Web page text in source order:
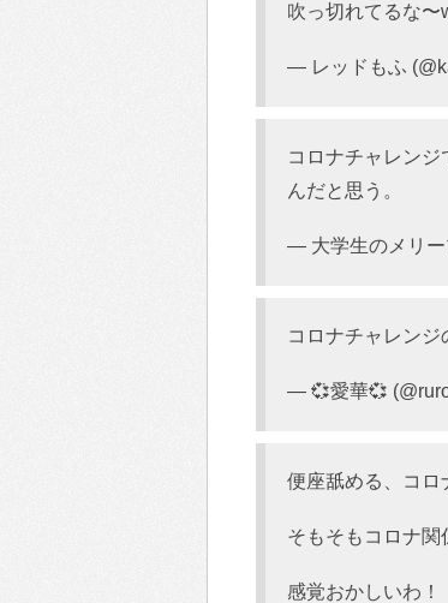
吹っ切れてるな〜
— レッドもふ
コロナチャレン
んだと思う。
— 大学生のメリー
コロナチャレンジ
— 💞愛華💞
便座舐める、コロ
そもそもコロナ関
感覚おかしいわ！